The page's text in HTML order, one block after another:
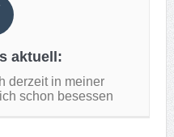
aktuell:
derzeit in meiner
schon besessen